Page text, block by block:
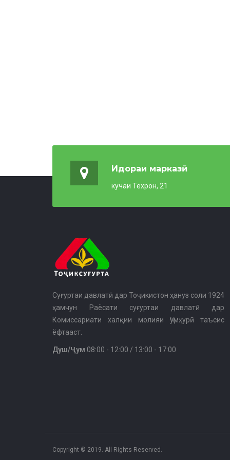
Идораи марказӣ
кучаи Техрон, 21
Суғуртаи давлатӣ дар Тоҷикистон ҳануз соли 1924
ҳамчун Раёсати суғуртаи давлатӣ дар
Комиссариати халқии молияи Ҷумҳурӣ таъсис
ёфтааст.
Душ/Ҷум 08:00 - 12:00 / 13:00 - 17:00
Copyright © 2019. All Rights Reserved.